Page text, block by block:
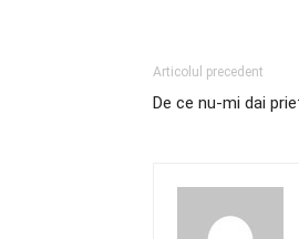
Articolul precedent
De ce nu-mi dai